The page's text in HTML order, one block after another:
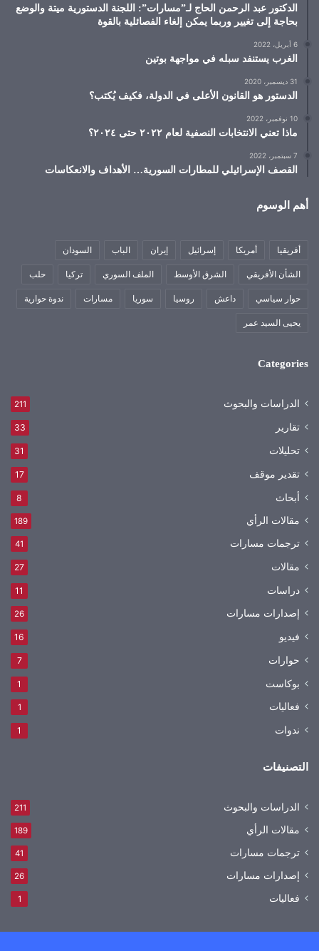
الدكتور عبد الرحمن الحاج لـ”مسارات”: اللجنة الدستورية ميتة والوضع
بحاجة إلى تغيير وربما يمكن إلغاء الفصائلية بالقوة
6 أبريل، 2022
الغرب يستنفد سبله في مواجهة بوتين
31 ديسمبر، 2020
الدستور هو القانون الأعلى في الدولة، فكيف يُكتب؟
10 نوفمبر، 2022
ماذا تعني الانتخابات النصفية لعام ٢٠٢٢ حتى ٢٠٢٤؟
7 سبتمبر، 2022
القصف الإسرائيلي للمطارات السورية… الأهداف والانعكاسات
أهم الوسوم
أفريقيا أمريكا إسرائيل إيران الباب السودان
الشأن الأفريقي الشرق الأوسط الملف السوري تركيا حلب
حوار سياسي داعش روسيا سوريا مسارات ندوة حوارية
يحيى السيد عمر
Categories
الدراسات والبحوث 211
تقارير 33
تحليلات 31
تقدير موقف 17
أبحاث 8
مقالات الرأي 189
ترجمات مسارات 41
مقالات 27
دراسات 11
إصدارات مسارات 26
فيديو 16
حوارات 7
بوكاست 1
فعاليات 1
ندوات 1
التصنيفات
الدراسات والبحوث 211
مقالات الرأي 189
ترجمات مسارات 41
إصدارات مسارات 26
فعاليات 1